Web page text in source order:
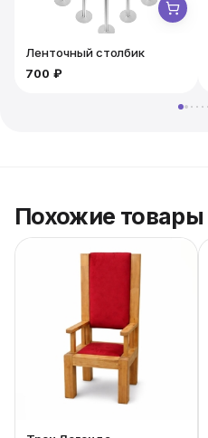
Ленточный столбик
700 ₽
Похожие товары